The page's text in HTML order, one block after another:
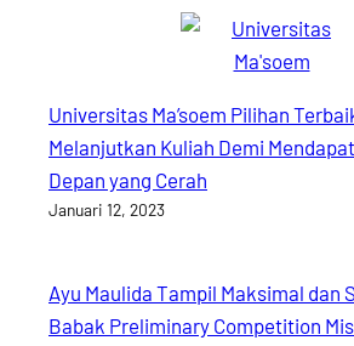
Universitas Ma’soem Pilihan
Melanjutkan Kuliah Demi
Depan yang Cerah
Januari 12, 2023
Ayu Maulida Tampil Maksimal dan
Babak Preliminary Competition